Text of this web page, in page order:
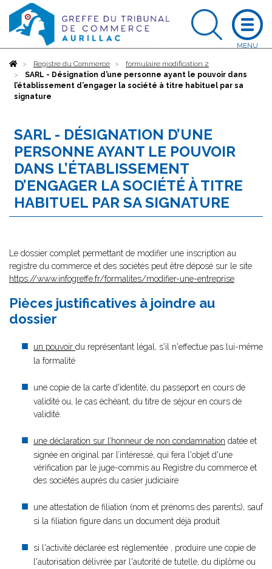
AccueilRegistre du Commerce
formulaire modification 2
SARL - Désignation d’une personne ayant le pouvoir dans
l’établissement d’engager la société à titre habituel par sa
signature
SARL - DÉSIGNATION D’UNE
PERSONNE AYANT LE POUVOIR
DANS L’ÉTABLISSEMENT
D’ENGAGER LA SOCIÉTÉ À TITRE
HABITUEL PAR SA SIGNATURE
Le dossier complet permettant de modifier une inscription au
registre du commerce et des sociétés peut être déposé sur le site
https://www.infogreffe.fr/formalites/modifier-une-entreprise
Pièces justificatives à joindre au
dossier
un pouvoir du représentant légal, s'il n'effectue pas lui-même
la formalité
une copie de la carte d'identité, du passeport en cours de
validité ou, le cas échéant, du titre de séjour en cours de
validité.
une déclaration sur l’honneur de non condamnation datée et
signée en original par l’intéressé, qui fera l'objet d'une
vérification par le juge-commis au Registre du commerce et
des sociétés auprès du casier judiciaire
une attestation de filiation (nom et prénoms des parents), sauf
si la filiation figure dans un document déjà produit
si l'activité déclarée est réglementée , produire une copie de
l'autorisation délivrée par l'autorité de tutelle, du diplôme ou